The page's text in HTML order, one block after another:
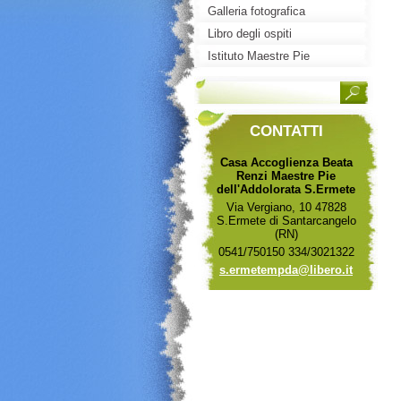
Galleria fotografica
Libro degli ospiti
Istituto Maestre Pie
CONTATTI
Casa Accoglienza Beata
Renzi Maestre Pie
dell'Addolorata S.Ermete
Via Vergiano, 10 47828
S.Ermete di Santarcangelo
(RN)
0541/750150 334/3021322
s.ermetempda@libero.it